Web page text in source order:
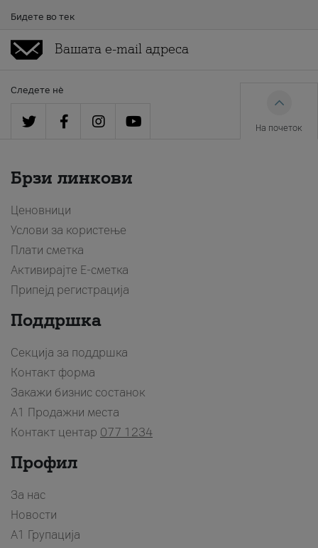
Бидете во тек
Следете нè
На почеток
Брзи линкови
Ценовници
Услови за користење
Плати сметка
Активирајте Е-сметка
Припејд регистрација
Поддршка
Секција за поддршка
Контакт форма
Закажи бизнис состанок
A1 Продажни места
Контакт центар 077 1234
Профил
За нас
Новости
А1 Групација